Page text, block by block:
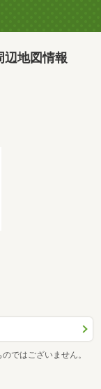
辺地図情報
ではございません。